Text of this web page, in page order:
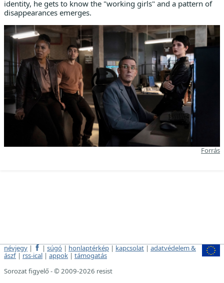
identity, he gets to know the "working girls" and a pattern of
disappearances emerges.
Forrás
névjegy | | súgó | honlaptérkép | kapcsolat | adatvédelem &
ászf | rss-ical | appok | támogatás
Sorozat figyelő - © 2009-2026 resist